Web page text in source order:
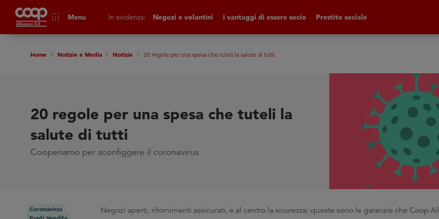
apps Menu In evidenza: Negozi e volantini I vantaggi di essere socio Prestito sociale
Home Notizie e Media Notizie 20 regole per una spesa che tuteli la salute di tutti
20 regole per una spesa che tuteli la
salute di tutti
Cooperiamo per sconfiggere il coronavirus
Coronavirus
Negozi aperti, rifornimenti assicurati, e al centro la sicurezza: queste sono le garanzie che Coop